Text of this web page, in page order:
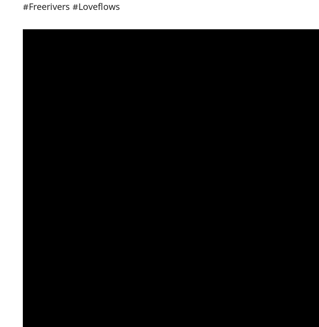
#Freerivers #Loveflows